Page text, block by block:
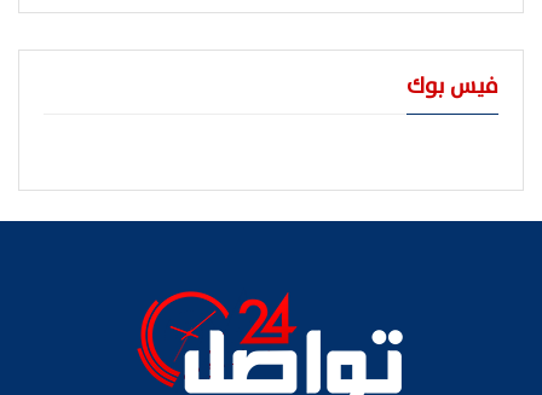
فيس بوك